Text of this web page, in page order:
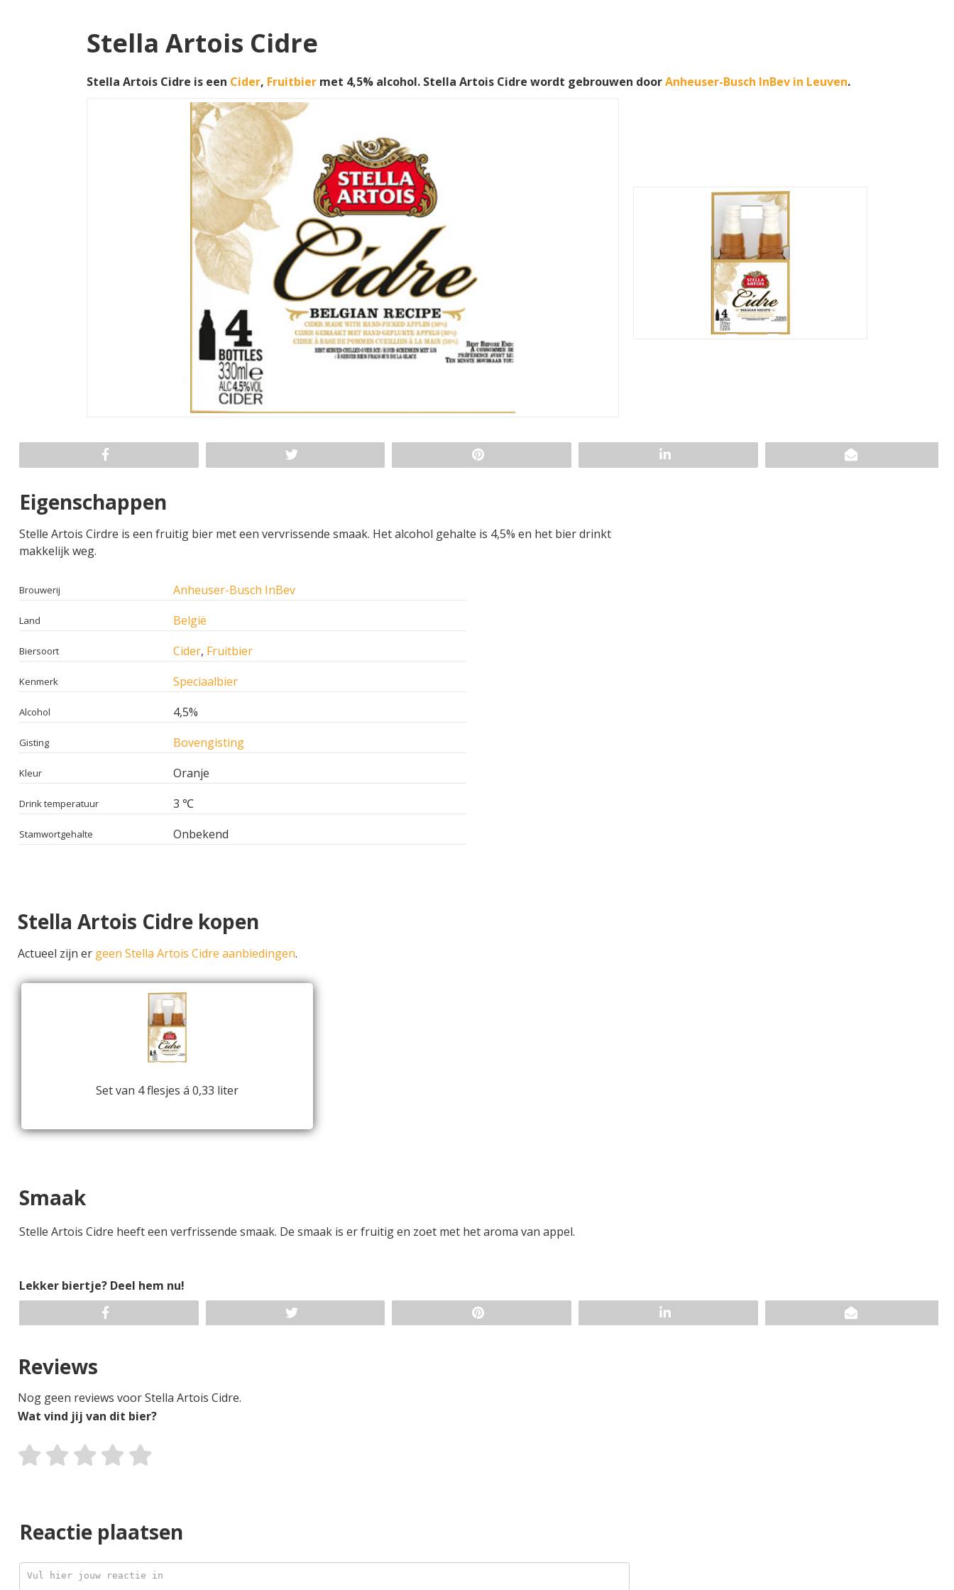
Stella Artois Cidre
Stella Artois Cidre is een Cider, Fruitbier met 4,5% alcohol. Stella Artois Cidre wordt gebrouwen doorAnheuser-Busch InBev in Leuven.
Eigenschappen
Stelle Artois Cirdre is een fruitig bier met een vervrissende smaak. Het alcohol gehalte is 4,5% en het bier drinkt
makkelijk weg.
Brouwerij Anheuser-Busch InBev
Land België
Biersoort Cider, Fruitbier
Kenmerk Speciaalbier
Alcohol 4,5%
Gisting Bovengisting
Kleur Oranje
Drink temperatuur 3 ℃
Stamwortgehalte Onbekend
Stella Artois Cidre kopen
Actueel zijn er geen Stella Artois Cidre aanbiedingen.
Set van 4 flesjes á 0,33 liter
Smaak
Stelle Artois Cidre heeft een verfrissende smaak. De smaak is er fruitig en zoet met het aroma van appel.
Lekker biertje? Deel hem nu!
Reviews
Nog geen reviews voor Stella Artois Cidre.
Wat vind jij van dit bier?
Reactie plaatsen